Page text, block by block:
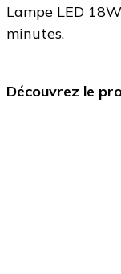
Lampe LED
minutes.
Découvrez le